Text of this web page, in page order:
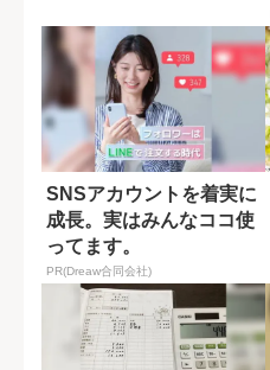
SNSアカウントを着実に
成長。実はみんなココ使
ってます。
PR(Dreaw合同会社)